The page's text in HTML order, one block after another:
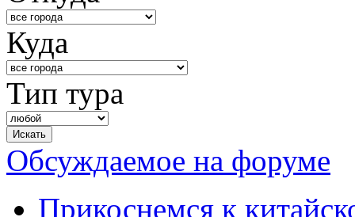
Куда
Тип тура
Обсуждаемое на форуме
Прикоснемся к